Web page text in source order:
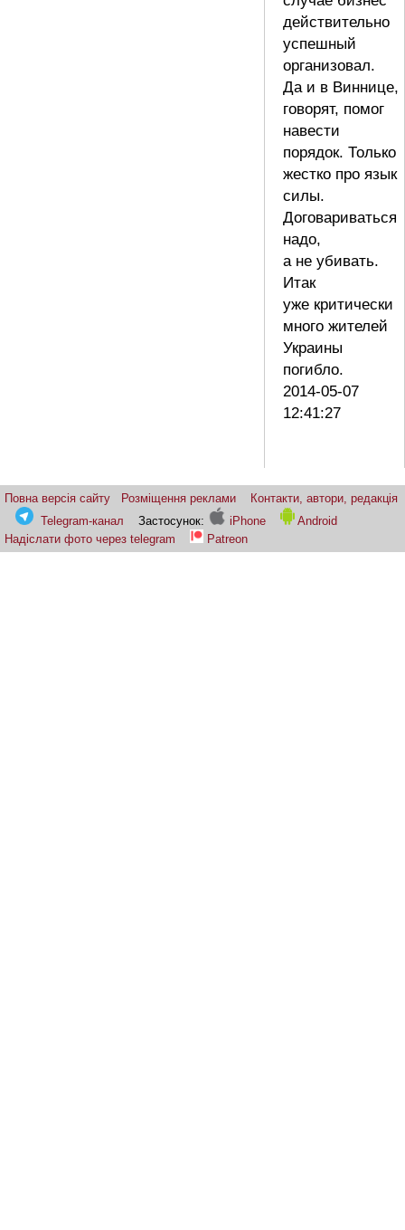
действительно
успешный
организовал.
Да и в Виннице,
говорят, помог
навести
порядок. Только
жестко про язык
силы.
Договариваться
надо,
а не убивать.
Итак
уже критически
много жителей
Украины
погибло.
2014-05-07
12:41:27
Повна версія сайту Розміщення реклами
Контакти, автори, редакція
Telegram-канал
Застосунок: iPhone
Android
Надіслати фото через telegram
Patreon